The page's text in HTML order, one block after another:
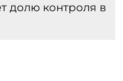
долю контроля в